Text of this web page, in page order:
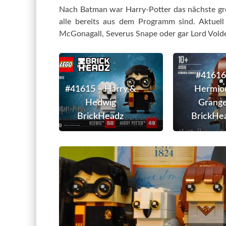
Nach Batman war Harry-Potter das nächste
alle bereits aus dem Programm sind.
McGonagall, Severus Snape oder gar Lord
#41615
–
Harry
&
Hedwig
BrickHeadz
#41615 – Harry &
Hedwig
BrickHeadz